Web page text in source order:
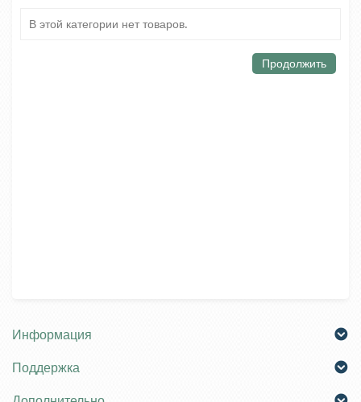
В этой категории нет товаров.
Продолжить
Информация
Поддержка